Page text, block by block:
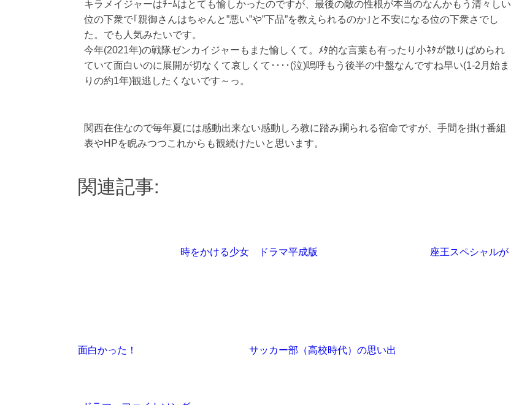
キラメイジャーはﾁｰﾑはとても愉しかったのですが、最後の敵の性根が本当のなんかもう清々しい
位の下衆で｢親御さんはちゃんと”悪い”や”下品”を教えられるのか｣と不安になる位の下衆さでし
た。でも人気みたいです。
今年(2021年)の戦隊ゼンカイジャーもまた愉しくて。ﾒﾀ的な言葉も有ったり小ﾈﾀが散りばめられ
ていて面白いのに展開が切なくて哀しくて････(泣)嗚呼もう後半の中盤なんですね早い(1-2月始ま
りの約1年)観逃したくないです～っ。
関西在住なので毎年夏には感動出来ない感動しろ教に踏み躙られる宿命ですが、手間を掛け番組
表やHPを睨みつつこれからも観続けたいと思います。
関連記事:
時をかける少女 ドラマ平成版 座王スペシャルが
面白かった！ サッカー部（高校時代）の思い出